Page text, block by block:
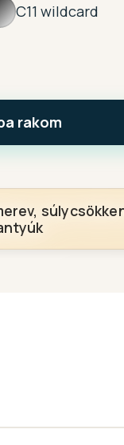
C11 wildcard
rakom